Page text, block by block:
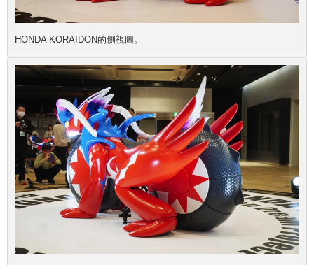
HONDA KORAIDON的側視圖。